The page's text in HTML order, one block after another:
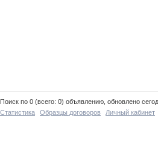
Поиск по 0 (всего: 0) объявлению, обновлено
Статистика
Образцы договоров Личный кабинет